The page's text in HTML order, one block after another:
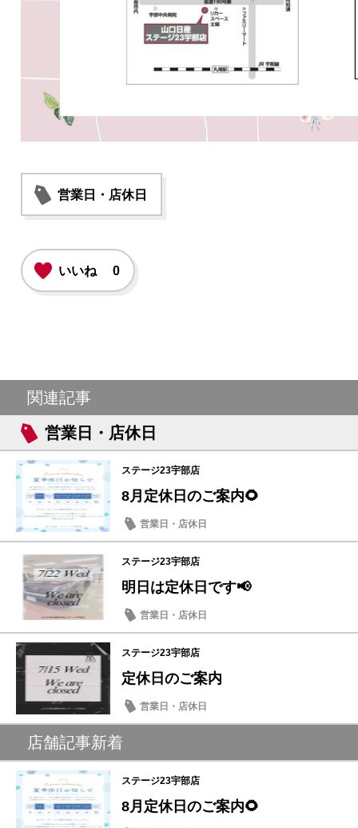
営業日・店休日
いいね 0
関連記事
営業日・店休日
ステージ23宇部店
8月定休日のご案内🌻
営業日・店休日
ステージ23宇部店
明日は定休日です📢
営業日・店休日
ステージ23宇部店
定休日のご案内
営業日・店休日
店舗記事新着
ステージ23宇部店
8月定休日のご案内🌻